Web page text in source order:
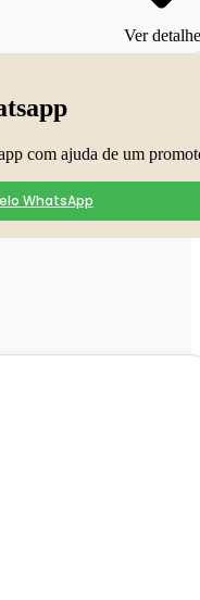
Ver
com ajuda de um
WhatsApp